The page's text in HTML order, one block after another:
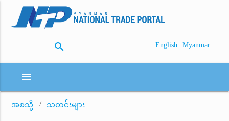
search English | Myanmar
menu
အစသို့ သတင်းများ